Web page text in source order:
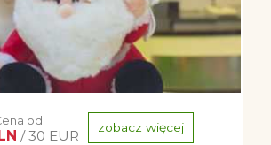
od:
/ 30 EUR zobacz więcej